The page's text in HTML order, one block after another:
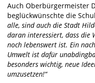
Auch Oberbürgermeister
beglückwünschte die
alle, sind auch die Stadt
daran interessiert, dass die
noch lebenswert ist. Ein
Umwelt ist dafür
besonders wichtig, neue
umzusetzen!“